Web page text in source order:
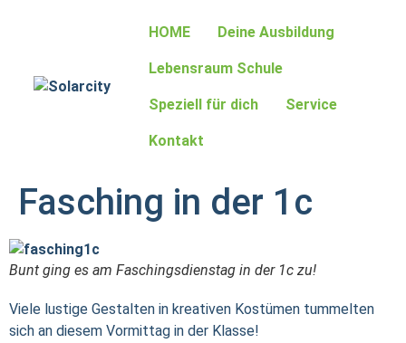
HOME Deine Ausbildung
Lebensraum Schule
Speziell für dich Service
Kontakt
Fasching in der 1c
Bunt ging es am Faschingsdienstag in der 1c zu!
Viele lustige Gestalten in kreativen Kostümen tummelten
sich an diesem Vormittag in der Klasse!